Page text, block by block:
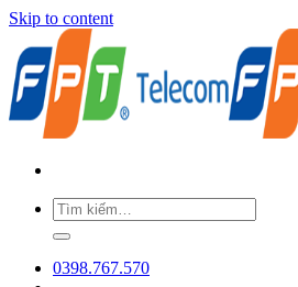
Skip to content
0398.767.570